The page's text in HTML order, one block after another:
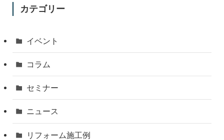
カテゴリー
イベント
コラム
セミナー
ニュース
リフォーム施工例